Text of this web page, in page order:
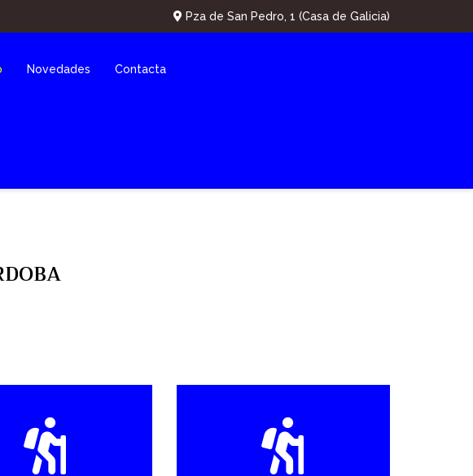
Pza de San Pedro, 1 (Casa de Galicia)
Novedades Contacta